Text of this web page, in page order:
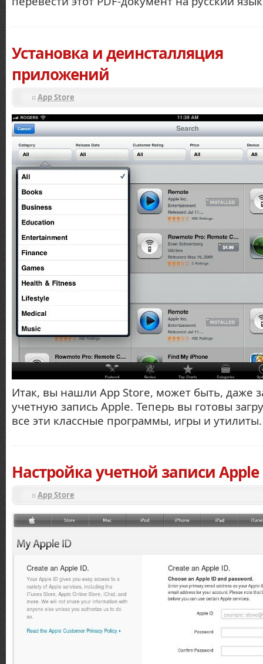
Установка и деинсталляция
приложений
вАpp Stоrе
Итак, вы нашли App Store, может быть, даже
учетную запись Apple. Теперь вы готовы
все эти классные программы, игры и
Настройка учетной записи Apple
вАpp Stоrе